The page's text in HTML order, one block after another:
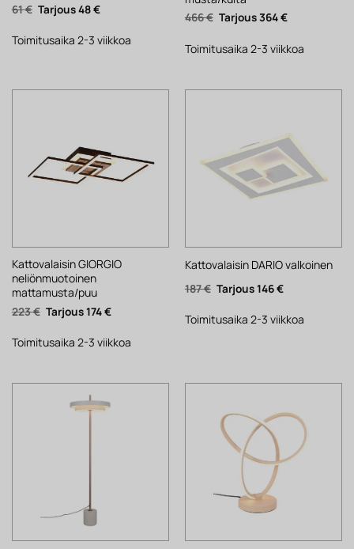
61€ Alkuperäinen
hinta
61 €.
48€Nykyinen
48 €.
Toimitusaika 2-3 viikkoa
466€ Alkuperäinen
hinta
466 €.
364€Nykyinen
364 €.
Toimitusaika 2-3 viikkoa
Kattovalaisin GIORGIO
neliönmuotoinen
mattamusta/puu
223€ Alkuperäinen
hinta
223 €.
174€Nykyinen
174 €.
Toimitusaika 2-3 viikkoa
Kattovalaisin DARIO valkoinen
187€ Alkuperäinen
hinta
187 €.
146€Nykyinen
146 €.
Toimitusaika 2-3 viikkoa